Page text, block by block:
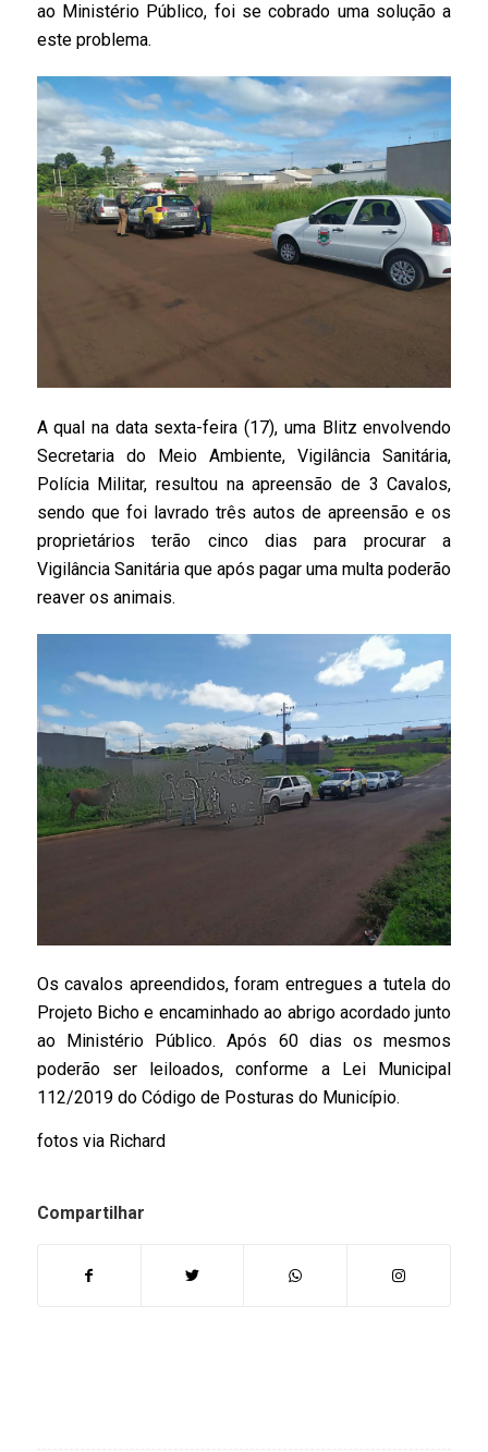
ao Ministério Público, foi se cobrado uma solução a
este problema.
A qual na data sexta-feira (17), uma Blitz envolvendo
Secretaria do Meio Ambiente, Vigilância Sanitária,
Polícia Militar, resultou na apreensão de 3 Cavalos,
sendo que foi lavrado três autos de apreensão e os
proprietários terão cinco dias para procurar a
Vigilância Sanitária que após pagar uma multa poderão
reaver os animais.
Os cavalos apreendidos, foram entregues a tutela do
Projeto Bicho e encaminhado ao abrigo acordado junto
ao Ministério Público. Após 60 dias os mesmos
poderão ser leiloados, conforme a Lei Municipal
112/2019 do Código de Posturas do Município.
fotos via Richard
Compartilhar